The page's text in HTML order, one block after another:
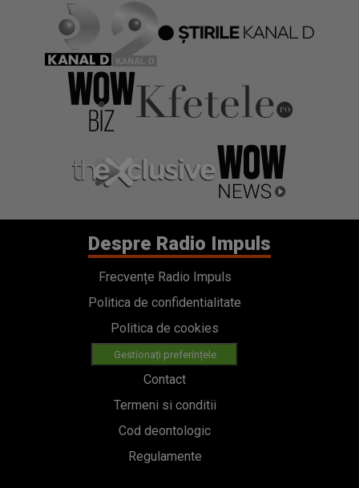
Despre Radio Impuls
Frecvențe Radio Impuls
Politica de confidentialitate
Politica de cookies
Gestionați preferințele
Contact
Termeni si conditii
Cod deontologic
Regulamente